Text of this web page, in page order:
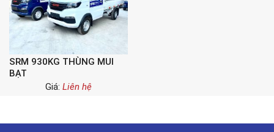
SRM 930KG THÙNG MUI
BẠT
Giá: Liên hệ